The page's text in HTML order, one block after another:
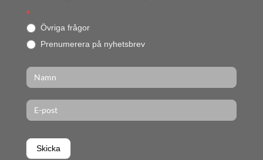
Footerform
*
Övriga frågor
Prenumerera på nyhetsbrev
Skicka
O
m
d
u
r
n